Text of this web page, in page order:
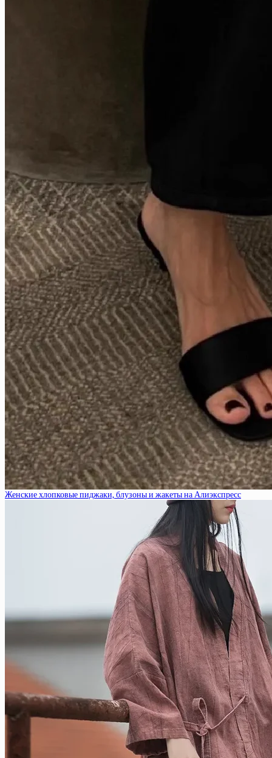
Женские хлопковые пиджаки, блузоны и жакеты на Алиэкспресс